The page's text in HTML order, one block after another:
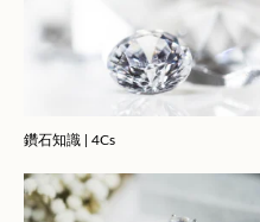
鑽石知識 | 4Cs